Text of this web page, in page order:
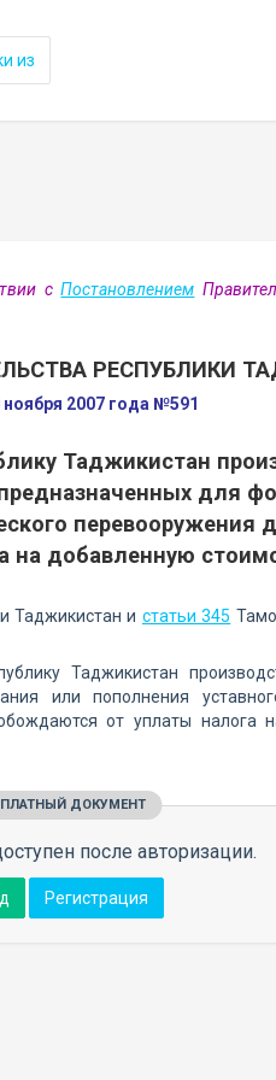
из
сПостановлением
РЕСПУБЛИКИ
ноября 2007 года №591
Таджикистан
для
перевооружения
на добавленную
Таджикистан и статьи 345
Таджикистан
или пополнения
от уплаты
ДОКУМЕНТ
после авторизации.
Регистрация